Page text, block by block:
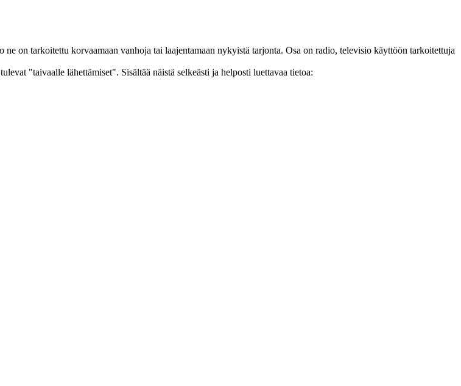
on tarkoitettu korvaamaan vanhoja tai laajentamaan nykyistä tarjonta. Osa on radio, televisio käyttöön tarkoitettuja
"taivaalle lähettämiset". Sisältää näistä selkeästi ja helposti luettavaa tietoa: